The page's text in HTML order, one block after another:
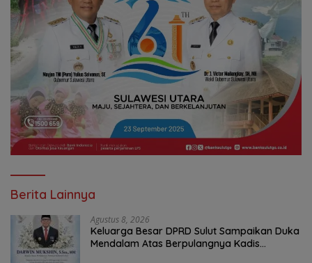
Berita Lainnya
Agustus 8, 2026
Keluarga Besar DPRD Sulut Sampaikan Duka
Mendalam Atas Berpulangnya Kadis